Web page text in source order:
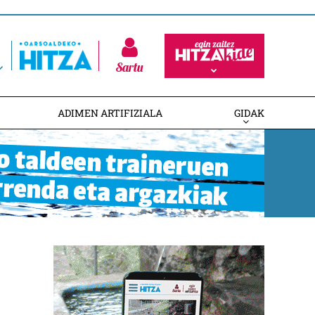
Sartu
ADIMEN ARTIFIZIALA GIDAK